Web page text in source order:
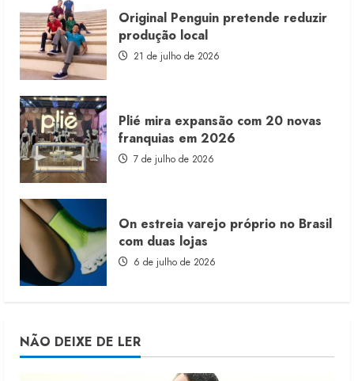
Original Penguin pretende reduzir
produção local
21 de julho de 2026
Plié mira expansão com 20 novas
franquias em 2026
7 de julho de 2026
On estreia varejo próprio no Brasil
com duas lojas
6 de julho de 2026
NÃO DEIXE DE LER